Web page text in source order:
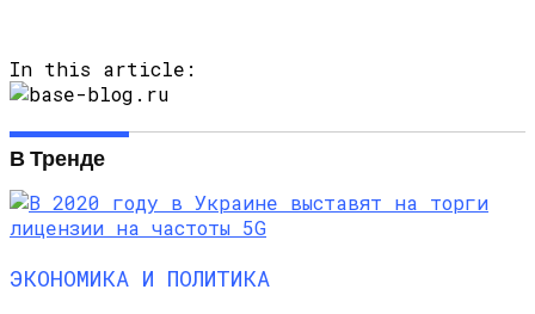
In this article:
В Тренде
ЭКОНОМИКА И ПОЛИТИКА